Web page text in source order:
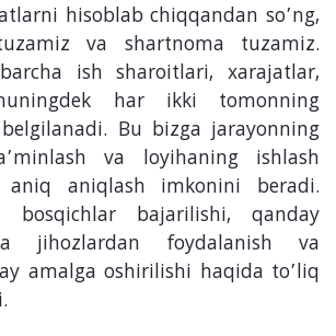
hisoblab chiqqandan so’ng,
va shartnoma tuzamiz.
ish sharoitlari, xarajatlar,
har ikki tomonning
Bu bizga jarayonning
va loyihaning ishlash
aniq aniqlash imkonini beradi.
bosqichlar bajarilishi, qanday
jihozlardan foydalanish va
amalga oshirilishi haqida to’liq